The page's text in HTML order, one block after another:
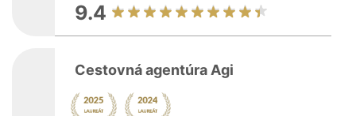
9.4
Cestovná agentúra Agi